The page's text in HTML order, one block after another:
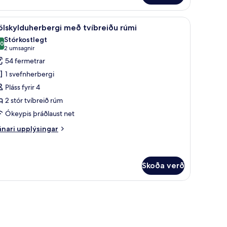
snjallsjónvarp með stafrænum rásum, myndstreymiþjónustur.
Fjölskylduherbergi með tvíbreiðu rúmi |
4 með tvíbreiðu rúmi
af 10
Stórkostlegt
2 umsagnir
(2
umsagnir)
54 fermetrar
1 svefnherbergi
Pláss fyrir 4
2 stór tvíbreið rúm
Ókeypis þráðlaust net
upplýsingar
Skoða verð